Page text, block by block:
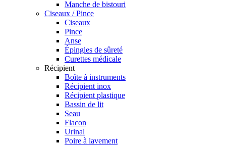
Manche de bistouri
Ciseaux / Pince
Ciseaux
Pince
Anse
Épingles de sûreté
Curettes médicale
Récipient
Boîte à instruments
Récipient inox
Récipient plastique
Bassin de lit
Seau
Flacon
Urinal
Poire à lavement